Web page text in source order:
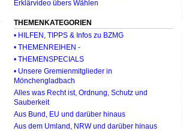
Erklärvideo übers Wählen
THEMENKATEGORIEN
• HILFEN, TIPPS & Infos zu BZMG
• THEMENREIHEN -
• THEMENSPECIALS
• Unsere Gremienmitglieder in
Mönchengladbach
Alles was Recht ist, Ordnung, Schutz und
Sauberkeit
Aus Bund, EU und darüber hinaus
Aus dem Umland, NRW und darüber hinaus